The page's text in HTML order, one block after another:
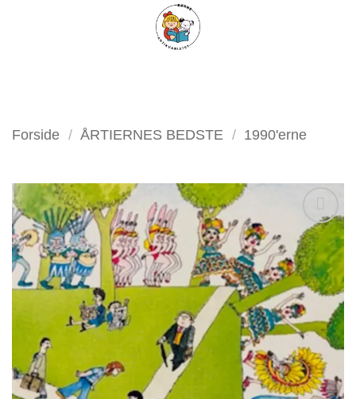
FILTER
Forside / ÅRTIERNES BEDSTE / 1990'erne
Tilføj
som
favorit